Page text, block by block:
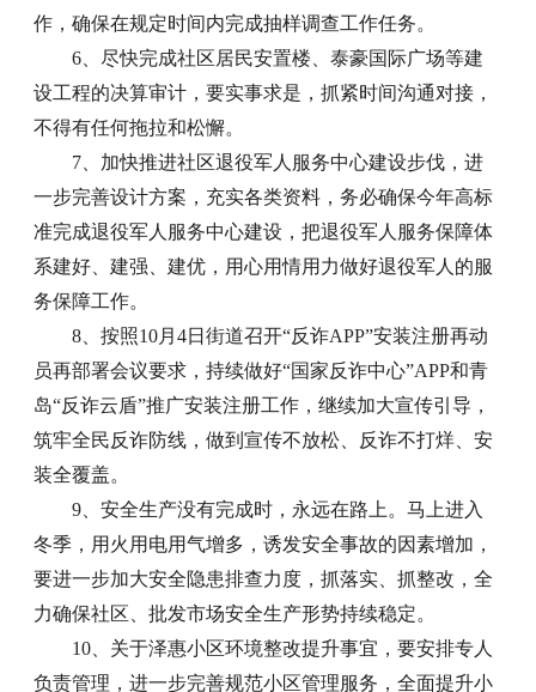
作，确保在规定时间内完成抽样调查工作任务。
6、尽快完成社区居民安置楼、泰豪国际广场等建
设工程的决算审计，要实事求是，抓紧时间沟通对接，
不得有任何拖拉和松懈。
7、加快推进社区退役军人服务中心建设步伐，进
一步完善设计方案，充实各类资料，务必确保今年高标
准完成退役军人服务中心建设，把退役军人服务保障体
系建好、建强、建优，用心用情用力做好退役军人的服
务保障工作。
8、按照10月4日街道召开“反诈APP”安装注册再动
员再部署会议要求，持续做好“国家反诈中心”APP和青
岛“反诈云盾”推广安装注册工作，继续加大宣传引导，
筑牢全民反诈防线，做到宣传不放松、反诈不打烊、安
装全覆盖。
9、安全生产没有完成时，永远在路上。马上进入
冬季，用火用电用气增多，诱发安全事故的因素增加，
要进一步加大安全隐患排查力度，抓落实、抓整改，全
力确保社区、批发市场安全生产形势持续稳定。
10、关于泽惠小区环境整改提升事宜，要安排专人
负责管理，进一步完善规范小区管理服务，全面提升小